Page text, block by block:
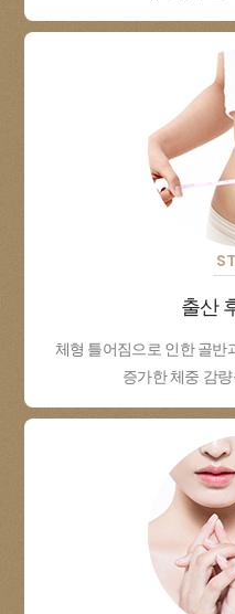
출산
체형 틀어짐으로 인한 골반
증가한 체중 감